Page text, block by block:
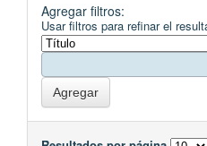
Agregar filtros:
Usar filtros para refinar el